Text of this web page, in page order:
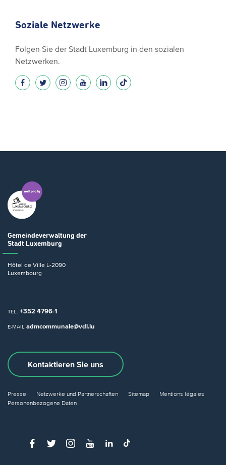
Soziale Netzwerke
Folgen Sie der Stadt Luxemburg in den sozialen
Netzwerken.
Gemeindeverwaltung der
Stadt Luxemburg
Hôtel de Ville L-2090
Luxembourg
TEL. +352 4796-1
E-MAIL admcommunale@vdl.lu
Kontaktieren Sie uns
Presse Netzwerke und Partnerschaften Sitemap
Mentions légales
Personenbezogene Daten